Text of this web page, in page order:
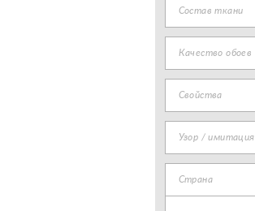
Состав ткани
Качество обоев
Свойства
Узор / имитация
Страна